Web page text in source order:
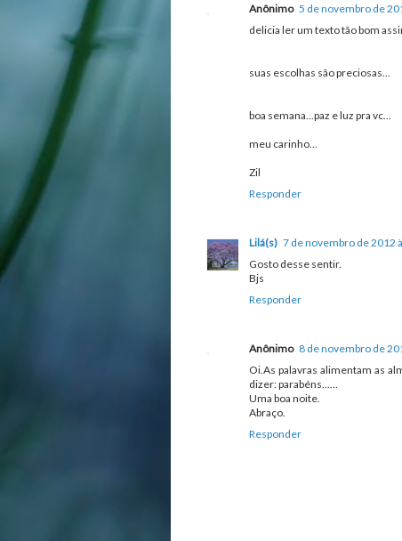
Anônimo 5 de novembro de
delicia ler um texto tão bom
suas escolhas são preciosas...
boa semana...paz e luz pra vc...
meu carinho...
Zil
Responder
Lilá(s) 7 de novembro de 2012
Gosto desse sentir.
Bjs
Responder
Anônimo 8 de novembro de
Oi.As palavras alimentam as
dizer: parabéns......
Uma boa noite.
Abraço.
Responder